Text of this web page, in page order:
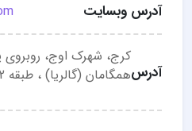
آدرس وبسایت
آدرس
کرج، شهرک اوج،
همگامان (گالریا) ، طبقه 2 واحد 40 و 43